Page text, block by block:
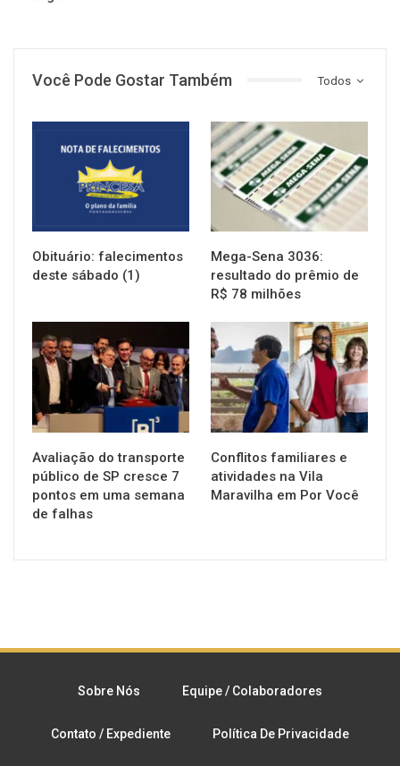
Todos
Você Pode Gostar Também
Obituário: falecimentos
deste sábado (1)
NOTÍCIAS
Mega-Sena 3036:
resultado do prêmio de
R$ 78 milhões
NOTÍCIAS
Avaliação do transporte
público de SP cresce 7
pontos em uma semana
de falhas
NOTÍCIAS
Conflitos familiares e
atividades na Vila
Maravilha em Por Você
Sobre Nós Equipe / Colaboradores
Contato / Expediente Política De Privacidade